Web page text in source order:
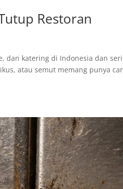
Restoran
dan katering di Indonesia dan
atau semut memang punya